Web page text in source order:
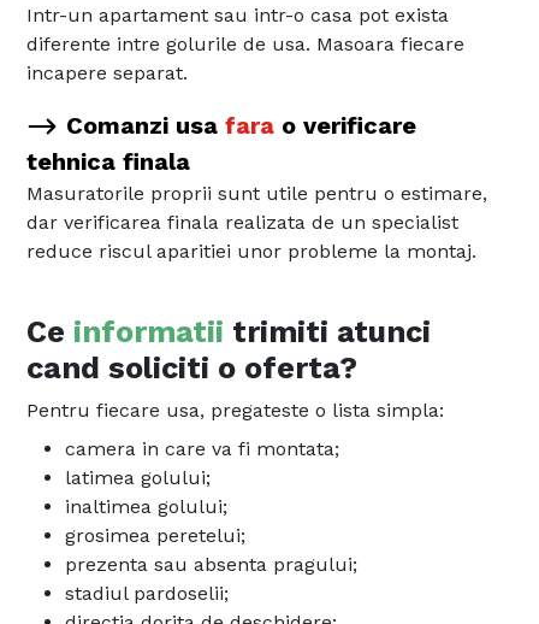
Intr-un apartament sau intr-o casa pot exista
diferente intre golurile de usa. Masoara fiecare
incapere separat.
Comanzi usafara o verificare
tehnica finala
Masuratorile proprii sunt utile pentru o estimare,
dar verificarea finala realizata de un specialist
reduce riscul aparitiei unor probleme la montaj.
Ce informatii trimiti atunci
cand soliciti o oferta?
Pentru fiecare usa, pregateste o lista simpla:
camera in care va fi montata;
latimea golului;
inaltimea golului;
grosimea peretelui;
prezenta sau absenta pragului;
stadiul pardoselii;